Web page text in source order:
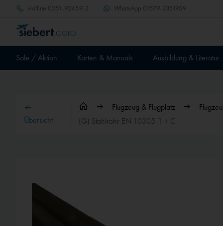
Hotline 0251-92459-3 WhatsApp 01579-2351959
Sale / Aktion Karten & Manuals Ausbildung & Literatur
Übersicht
Flugzeug & Flugplatz
(G) Stahlrohr EN 10305-1 + C